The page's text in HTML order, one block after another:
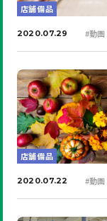
店舗備品
2020.07.29 #動画
店舗備品
2020.07.22 #動画